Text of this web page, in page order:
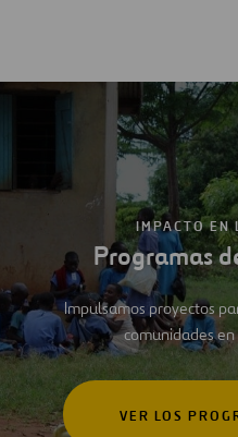
IMPACTO EN
Programas
Impulsamos proyectos
comunidades
VER LOS